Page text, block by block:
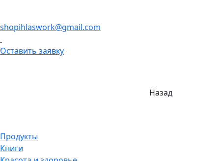
shopihlaswork@gmail.com
Оставить заявку
Назад
Продукты
Книги